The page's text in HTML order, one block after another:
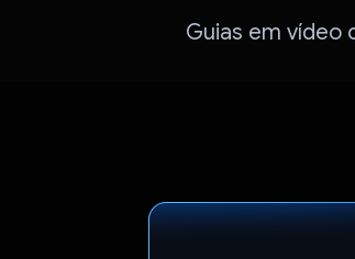
Guias em vídeo